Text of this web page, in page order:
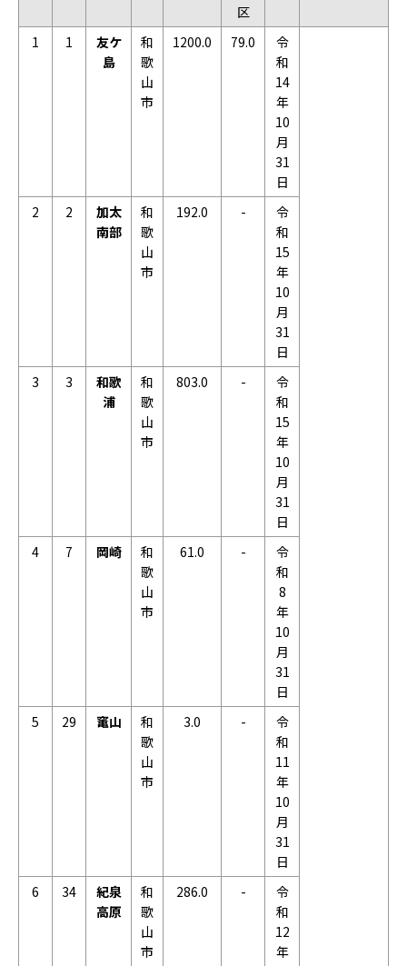
区
1
1
友ケ
島
和
歌
山
市
1200.0 79.0
令
和
14
年
10
月
31
日
2 2
加太
南部
和
歌
山
市
192.0 -
令
和
15
年
10
月
31
日
3
3
和歌
浦
和
歌
山
市
803.0 -
令
和
15
年
10
月
31
日
4
7 岡崎
和
歌
山
市
61.0 -
令
和
8
年
10
月
31
日
5
29 竃山
和
歌
山
市
3.0 -
令
和
11
年
10
月
31
日
6
34
紀泉
高原
和
歌
山
市
286.0 -
令
和
12
年